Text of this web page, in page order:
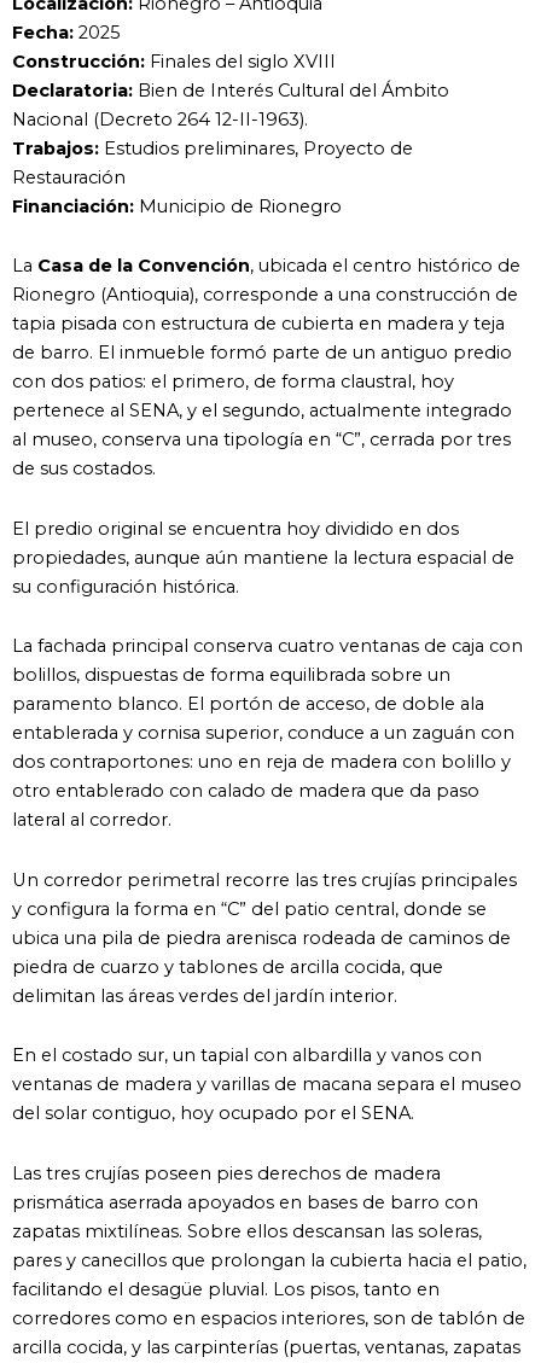
Fecha: 2025
Construcción: Finales del siglo XVIII
Declaratoria: Bien de Interés Cultural del Ámbito
Nacional (Decreto 264 12-II-1963).
Trabajos: Estudios preliminares, Proyecto de
Restauración
Financiación: Municipio de Rionegro
La Casa de la Convención, ubicada el centro histórico de
Rionegro (Antioquia), corresponde a una construcción de
tapia pisada con estructura de cubierta en madera y teja
de barro. El inmueble formó parte de un antiguo predio
con dos patios: el primero, de forma claustral, hoy
pertenece al SENA, y el segundo, actualmente integrado
al museo, conserva una tipología en “C”, cerrada por tres
de sus costados.
El predio original se encuentra hoy dividido en dos
propiedades, aunque aún mantiene la lectura espacial de
su configuración histórica.
La fachada principal conserva cuatro ventanas de caja con
bolillos, dispuestas de forma equilibrada sobre un
paramento blanco. El portón de acceso, de doble ala
entablerada y cornisa superior, conduce a un zaguán con
dos contraportones: uno en reja de madera con bolillo y
otro entablerado con calado de madera que da paso
lateral al corredor.
Un corredor perimetral recorre las tres crujías principales
y configura la forma en “C” del patio central, donde se
ubica una pila de piedra arenisca rodeada de caminos de
piedra de cuarzo y tablones de arcilla cocida, que
delimitan las áreas verdes del jardín interior.
En el costado sur, un tapial con albardilla y vanos con
ventanas de madera y varillas de macana separa el museo
del solar contiguo, hoy ocupado por el SENA.
Las tres crujías poseen pies derechos de madera
prismática aserrada apoyados en bases de barro con
zapatas mixtilíneas. Sobre ellos descansan las soleras,
pares y canecillos que prolongan la cubierta hacia el patio,
facilitando el desagüe pluvial. Los pisos, tanto en
corredores como en espacios interiores, son de tablón de
arcilla cocida, y las carpinterías (puertas, ventanas, zapatas